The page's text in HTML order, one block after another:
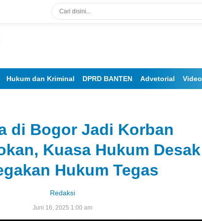
Hukum dan Kriminal DPRD BANTEN Advetorial Video
di Bogor Jadi Korban
Kuasa Hukum Desak
Hukum Tegas
Redaksi
Juni 16, 2025 1:00 am